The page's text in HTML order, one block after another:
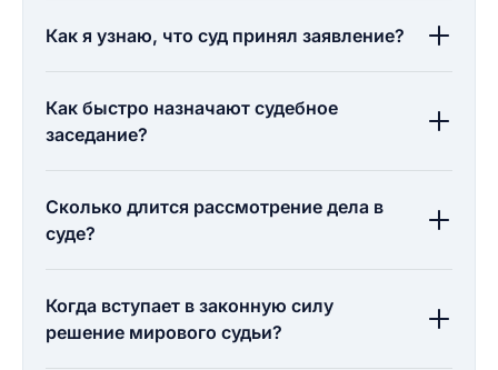
Как я узнаю, что суд принял заявление?
Как быстро назначают судебное
заседание?
Сколько длится рассмотрение дела в
суде?
Когда вступает в законную силу
решение мирового судьи?